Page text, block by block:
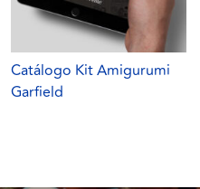
Catálogo Kit Amigurumi
Garfield